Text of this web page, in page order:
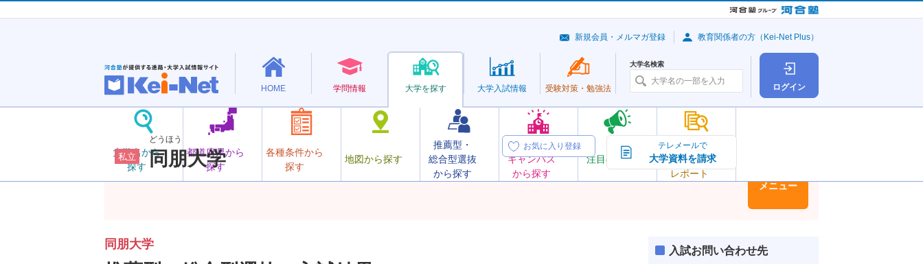
ログイン
HOME 学問情報 大学を探す
大学名から
探す
都道府県から
探す
各種条件から
探す
地図から探す
推薦型・
総合型選抜
から探す
オープン
キャンパス
から探す
注目の大学
大学の今
トピック＆
レポート
大学入試情報 受験対策・ 勉強法
大学名検索
新規会員・メルマガ登録 教育関係者の方（Kei-Net Plus）
私立
どうほう
同朋大学
お気に入り登録 テレメールで
大学資料を請求
メニュー
同朋大学 入試お問い合わせ先